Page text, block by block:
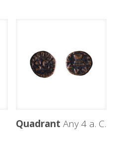
Quadrant Any 4 a. C.